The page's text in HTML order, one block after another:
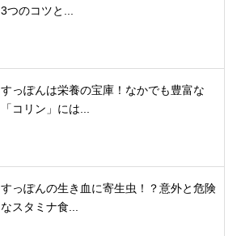
3つのコツと...
すっぽんは栄養の宝庫！なかでも豊富な
「コリン」には...
すっぽんの生き血に寄生虫！？意外と危険
なスタミナ食...